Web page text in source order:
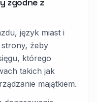
język miast i
żeby
którego
takich jak
majątkiem.